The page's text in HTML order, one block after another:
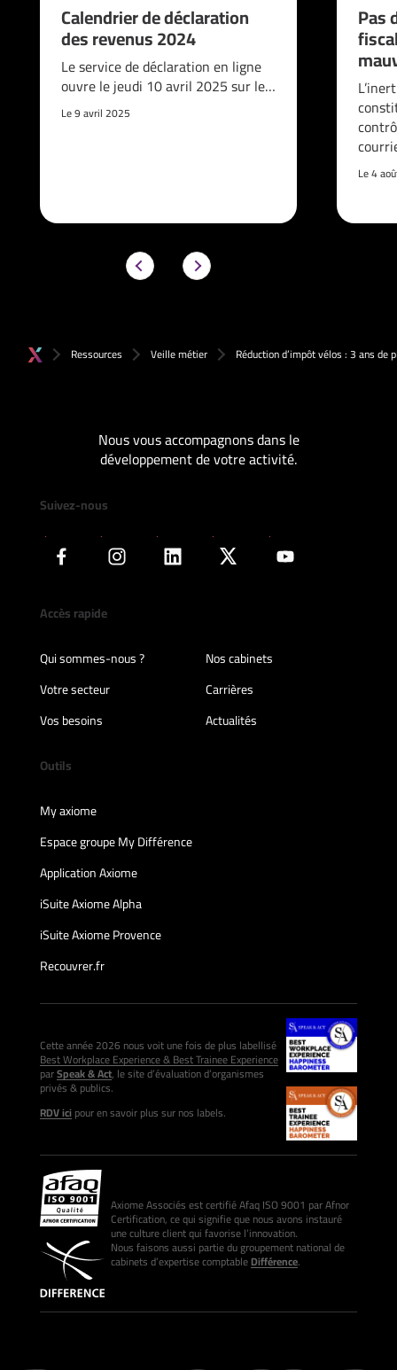
Calendrier de déclaration
des revenus 2024
Le service de déclaration en ligne
ouvre le jeudi 10 avril 2025 sur le…
Le 9 avril 2025
Pas
Le 4
Ressources Veille métier Réduction d’impôt vélos : 3 ans de
Nous vous accompagnons dans le
développement de votre activité.
Suivez-nous
Accès rapide
Qui sommes-nous ?
Nos cabinets
Votre secteur
Carrières
Vos besoins
Actualités
Outils
My axiome
Espace groupe My Différence
Application Axiome
iSuite Axiome Alpha
iSuite Axiome Provence
Recouvrer.fr
Cette année 2026 nous voit une fois de plus labellisé
Best Workplace Experience & Best Trainee Experience
parSpeak & Act, le site d’évaluation d’organismes
privés & publics.
RDV icipour en savoir plus sur nos labels.
Axiome Associés est certifié Afaq ISO 9001 par Afnor
Certification, ce qui signifie que nous avons instauré
une culture client qui favorise l’innovation.
Nous faisons aussi partie du groupement national de
cabinets d’expertise comptableDifférence.